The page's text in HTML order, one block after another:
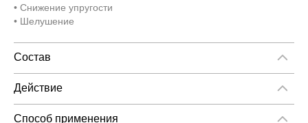
• Снижение упругости
• Шелушение
Состав
Активные компоненты: Аскорбил глюкозид, Гликолевая
кислота (6%), Комплекс Aquaderm, Ресвератрол, Экстракт
маргаритки
Действие
Двойное действие - кислотное отшелушивание +
антиоксидантная защита
Способ применения